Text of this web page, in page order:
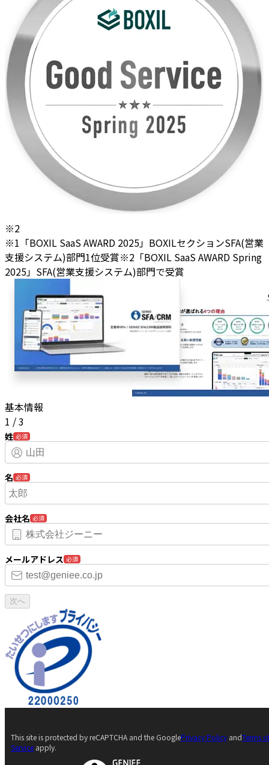
※2
※1「BOXIL SaaS AWARD 2025」BOXILセクションSFA(営業
支援システム)部門1位受賞※2「BOXIL SaaS AWARD Spring
2025」SFA(営業支援システム)部門で受賞
基本情報
1 /3
姓 必須
名 必須
会社名 必須
メールアドレス 必須
次へ
This site is protected by reCAPTCHA and the GooglePrivacy Policy andTerms
Service apply.